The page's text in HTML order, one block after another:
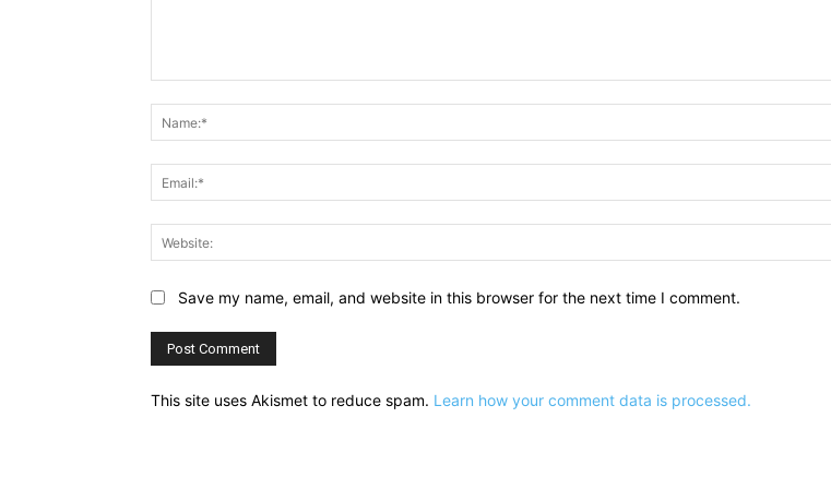
Save my name, email, and website in this browser for the next time I comment.
This site uses Akismet to reduce spam. Learn how your comment data is processed.